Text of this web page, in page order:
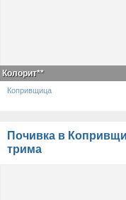
Колорит**
Копривщица
Почивка в
трима